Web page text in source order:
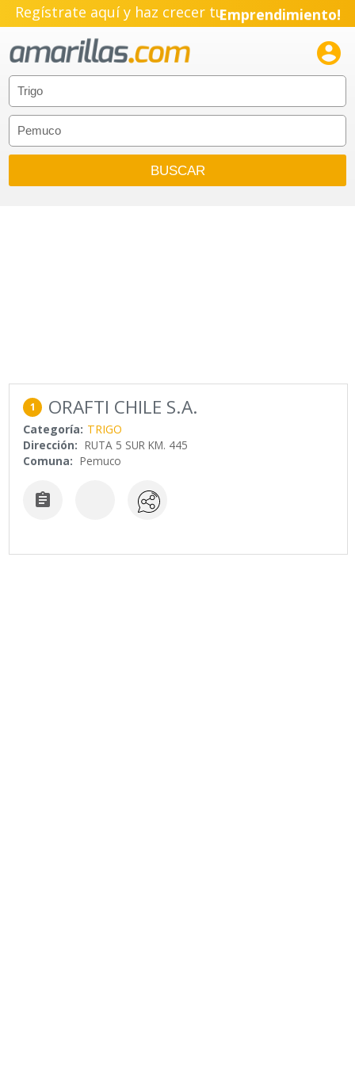
Regístrate aquí y haz crecer tuEmprendimiento!

1 ORAFTI CHILE S.A.
Categoría: TRIGO
Dirección: RUTA 5 SUR KM. 445
Comuna: Pemuco
